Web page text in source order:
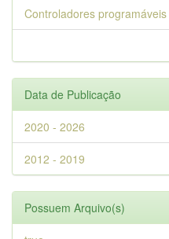
Controladores programáveis
Data de Publicação
2020 - 2026
2012 - 2019
Possuem Arquivo(s)